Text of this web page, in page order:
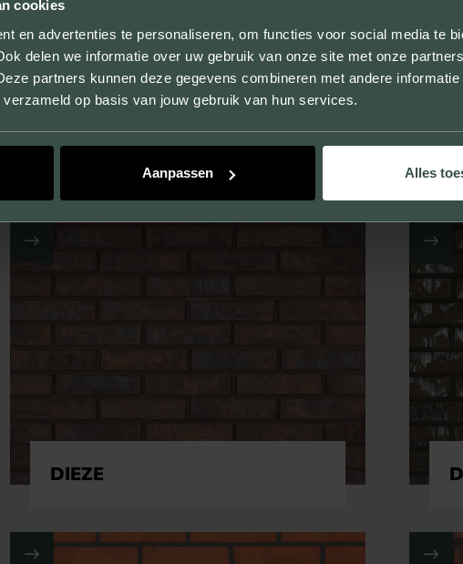
cookies
en advertenties te personaliseren, om functies voor social media te
delen we informatie over uw gebruik van onze site met onze
partners kunnen deze gegevens combineren met andere
op basis van jouw gebruik van hun services.
Aanpassen Alles
DIEZE